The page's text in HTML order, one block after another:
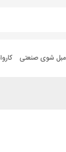
مبل شوی صنعتی